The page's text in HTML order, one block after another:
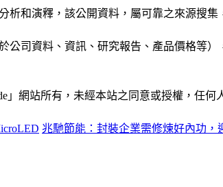
析和演釋，該公開資料，屬可靠之來源搜
公司資料、資訊、研究報告、產品價格等
」網站所有，未經本站之同意或授權，
兆馳節能：封裝企業需修煉好內功